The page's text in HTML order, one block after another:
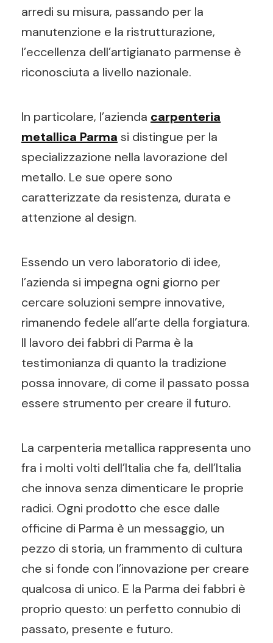
arredi su misura, passando per la
manutenzione e la ristrutturazione,
l’eccellenza dell’artigianato parmense è
riconosciuta a livello nazionale.
In particolare, l’azienda carpenteria
metallica Parma si distingue per la
specializzazione nella lavorazione del
metallo. Le sue opere sono
caratterizzate da resistenza, durata e
attenzione al design.
Essendo un vero laboratorio di idee,
l’azienda si impegna ogni giorno per
cercare soluzioni sempre innovative,
rimanendo fedele all’arte della forgiatura.
Il lavoro dei fabbri di Parma è la
testimonianza di quanto la tradizione
possa innovare, di come il passato possa
essere strumento per creare il futuro.
La carpenteria metallica rappresenta uno
fra i molti volti dell’Italia che fa, dell’Italia
che innova senza dimenticare le proprie
radici. Ogni prodotto che esce dalle
officine di Parma è un messaggio, un
pezzo di storia, un frammento di cultura
che si fonde con l’innovazione per creare
qualcosa di unico. E la Parma dei fabbri è
proprio questo: un perfetto connubio di
passato, presente e futuro.